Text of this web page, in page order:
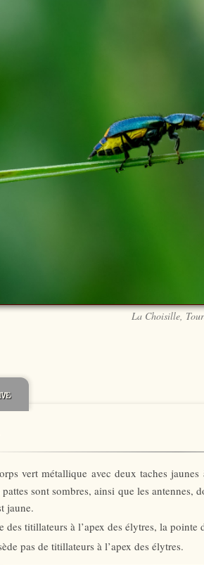
La Choisille,
vert métallique avec deux taches
sont sombres, ainsi que les antennes,
jaune.
des titillateurs à l’apex des élytres, la pointe
pas de titillateurs à l’apex des élytres.